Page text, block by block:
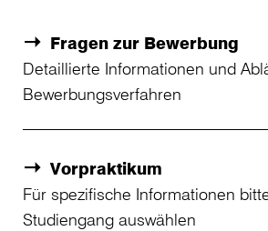
Fragen zur Bewerbung
Detaillierte Informationen und
Bewerbungsverfahren
Vorpraktikum
Für spezifische Informationen
Studiengang auswählen